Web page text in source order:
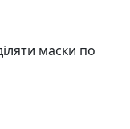
маски по